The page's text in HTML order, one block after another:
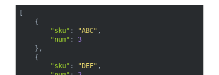
[
{
"sku" : "ABC" ,
"num" : 3
},
{
"sku" : "DEF" ,